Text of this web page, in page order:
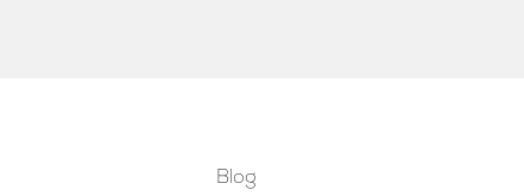
Blog